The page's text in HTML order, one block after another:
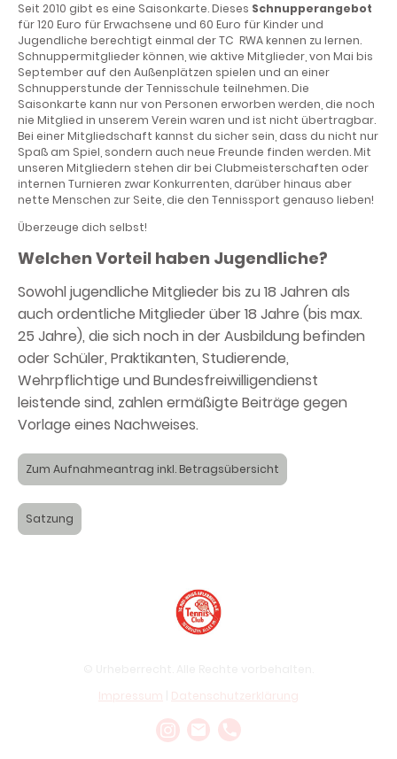
Seit 2010 gibt es eine Saisonkarte. Dieses Schnupperangebot
für 120 Euro für Erwachsene und 60 Euro für Kinder und
Jugendliche berechtigt einmal der TC RWA kennen zu lernen.
Schnuppermitglieder können, wie aktive Mitglieder, von Mai bis
September auf den Außenplätzen spielen und an einer
Schnupperstunde der Tennisschule teilnehmen. Die
Saisonkarte kann nur von Personen erworben werden, die noch
nie Mitglied in unserem Verein waren und ist nicht übertragbar.
Bei einer Mitgliedschaft kannst du sicher sein, dass du nicht nur
Spaß am Spiel, sondern auch neue Freunde finden werden. Mit
unseren Mitgliedern stehen dir bei Clubmeisterschaften oder
internen Turnieren zwar Konkurrenten, darüber hinaus aber
nette Menschen zur Seite, die den Tennissport genauso lieben!
Überzeuge dich selbst!
Welchen Vorteil haben Jugendliche?
Sowohl jugendliche Mitglieder bis zu 18 Jahren als
auch ordentliche Mitglieder über 18 Jahre (bis max.
25 Jahre), die sich noch in der Ausbildung befinden
oder Schüler, Praktikanten, Studierende,
Wehrpflichtige und Bundesfreiwilligendienst
leistende sind, zahlen ermäßigte Beiträge gegen
Vorlage eines Nachweises.
Zum Aufnahmeantrag inkl. Betragsübersicht
Satzung
Impressum
Datenschutzerklärung